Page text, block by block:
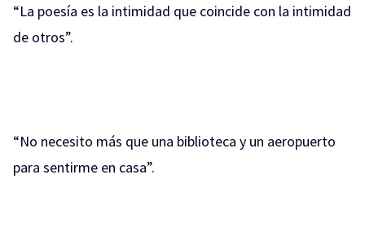
“La poesía es la intimidad que coincide con la intimidad
de otros”.
“No necesito más que una biblioteca y un aeropuerto
para sentirme en casa”.